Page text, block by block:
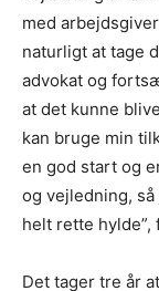
med
naturligt at tage
advokat og
at det kunne
kan bruge min
en god start og
og vejledning,
helt rette
Det tager tre år